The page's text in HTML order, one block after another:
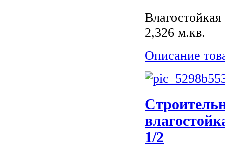
2,326 м.кв.
Описание
1/2